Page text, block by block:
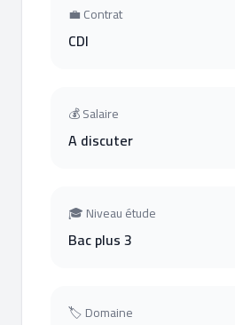
💼 Contrat
CDI
💰 Salaire
A discuter
🎓 Niveau étude
Bac plus 3
🏷 Domaine